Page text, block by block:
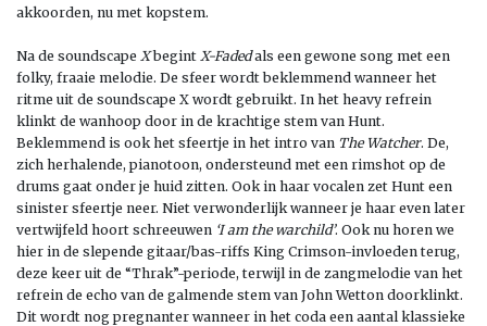
akkoorden, nu met kopstem.
Na de soundscape Xbegint X-Fadedals een gewone song met een
folky, fraaie melodie. De sfeer wordt beklemmend wanneer het
ritme uit de soundscape X wordt gebruikt. In het heavy refrein
klinkt de wanhoop door in de krachtige stem van Hunt.
Beklemmend is ook het sfeertje in het intro van The Watcher. De,
zich herhalende, pianotoon, ondersteund met een rimshot op de
drums gaat onder je huid zitten. Ook in haar vocalen zet Hunt een
sinister sfeertje neer. Niet verwonderlijk wanneer je haar even later
vertwijfeld hoort schreeuwen ‘I am the warchild’. Ook nu horen we
hier in de slepende gitaar/bas-riffs King Crimson-invloeden terug,
deze keer uit de “Thrak”-periode, terwijl in de zangmelodie van het
refrein de echo van de galmende stem van John Wetton doorklinkt.
Dit wordt nog pregnanter wanneer in het coda een aantal klassieke